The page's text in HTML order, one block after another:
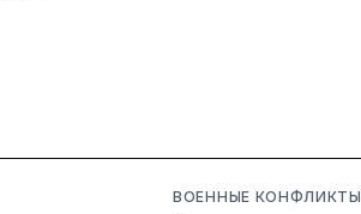
ВОЕННЫЕ КОНФЛИКТЫ